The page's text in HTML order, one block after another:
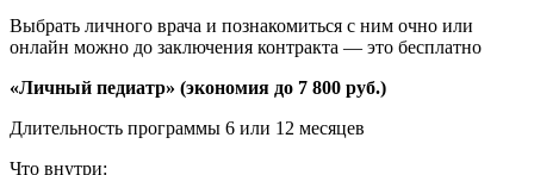
Выбрать личного врача и познакомиться с ним очно или
онлайн можно до заключения контракта — это бесплатно
«Личный педиатр» (экономия до 7 800 руб.)
Длительность программы 6 или 12 месяцев
Что внутри: